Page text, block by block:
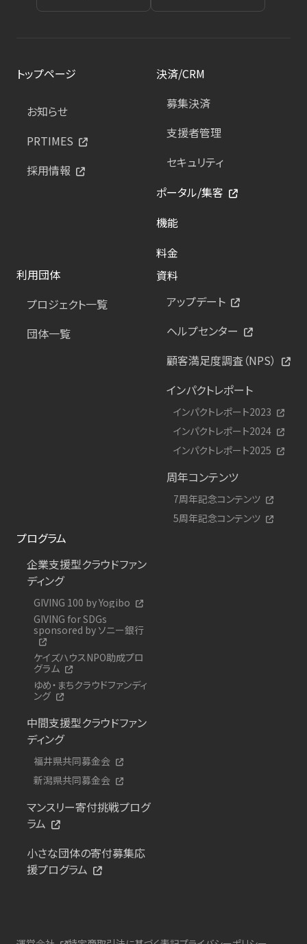
トップページ
お知らせ
PRTIMES
採用情報
決済/CRM
募集決済
支援者管理
セキュリティ
ポータル/集客
機能
料金
利用団体
プロジェクト一覧
団体一覧
資料
アップデート
ヘルプセンター
顧客満足度調査（NPS）
インパクトレポート
インパクトレポート2023
インパクトレポート2024
インパクトレポート2025
周年コンテンツ
7周年記念コンテンツ
5周年記念コンテンツ
プログラム
企業支援型クラウドファン
ディング
GIVING 100 by Yogibo
GIVING for SDGs
sponsored by ソニー銀行
ケイズハウスNPO助成プロ
グラム
ゆめ・まちクラウドファンディ
ング
中間支援型クラウドファン
ディング
福井県共同募金会
新潟県共同募金会
マンスリー寄付挑戦プログ
ラム
小さな団体の寄付募集応
援プログラム